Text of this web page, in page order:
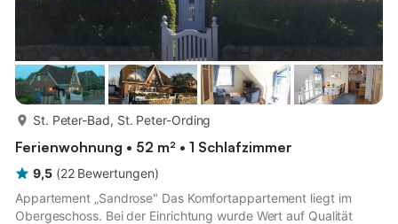
St. Peter-Bad, St. Peter-Ording
Ferienwohnung • 52 m² • 1 Schlafzimmer
9,5 (22 Bewertungen)
Appartement „Sandrose" Das Komfortappartement liegt im
Obergeschoss. Bei der Einrichtung wurde Wert auf Qualität